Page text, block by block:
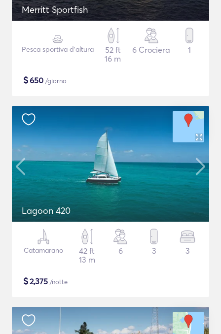
Merritt Sportfish
Pesca sportiva d'altura
52 ft
16 m
6 Crociera 1
$650 /giorno
Lagoon 420
Catamarano
42 ft
13 m
6 3 3
$2,375 /notte